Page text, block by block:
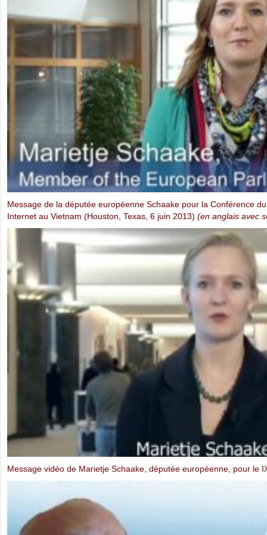
Vo Van Ai – L’Impact de l’Indifférence(Oslo Freedom Forum, 20 mai
Message de Thich Quang Do à la Commission des Droits de